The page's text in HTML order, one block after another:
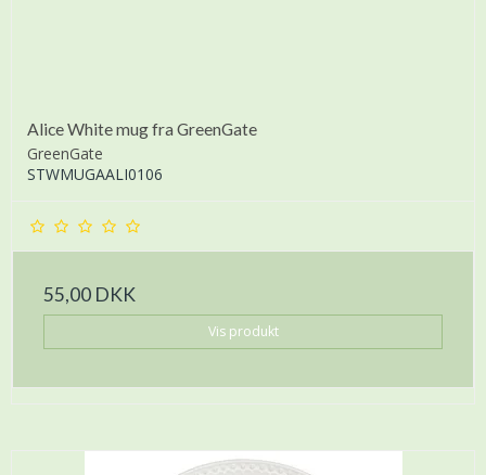
Alice White mug fra GreenGate
GreenGate
STWMUGAALI0106
55,00 DKK
Vis produkt